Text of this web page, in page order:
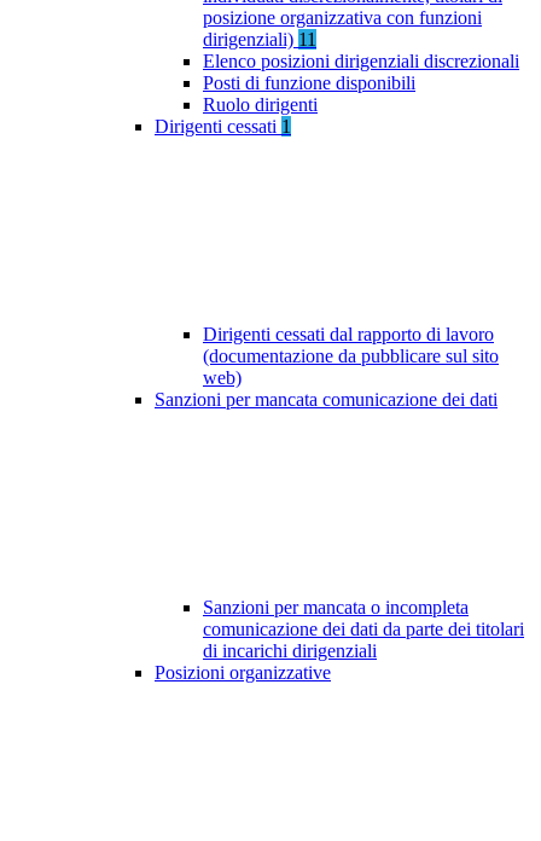
posizione organizzativa con funzioni
dirigenziali) 11
Elenco posizioni dirigenziali discrezionali
Posti di funzione disponibili
Ruolo dirigenti
Dirigenti cessati 1
Dirigenti cessati dal rapporto di lavoro
(documentazione da pubblicare sul sito
web)
Sanzioni per mancata comunicazione dei dati
Sanzioni per mancata o incompleta
comunicazione dei dati da parte dei titolari
di incarichi dirigenziali
Posizioni organizzative